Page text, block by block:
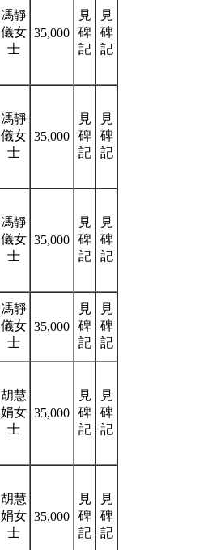
馮靜
儀女
士
35,000
見
碑
記
見
碑
記
馮靜
儀女
士
35,000
見
碑
記
見
碑
記
馮靜
儀女
士
35,000
見
碑
記
見
碑
記
馮靜
儀女
士
35,000
見
碑
記
見
碑
記
胡慧
娟女
士
35,000
見
碑
記
見
碑
記
胡慧
娟女
士
35,000
見
碑
記
見
碑
記